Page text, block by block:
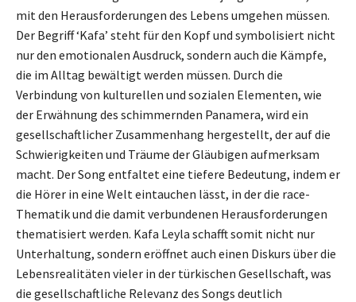
mit den Herausforderungen des Lebens umgehen müssen.
Der Begriff ‘Kafa’ steht für den Kopf und symbolisiert nicht
nur den emotionalen Ausdruck, sondern auch die Kämpfe,
die im Alltag bewältigt werden müssen. Durch die
Verbindung von kulturellen und sozialen Elementen, wie
der Erwähnung des schimmernden Panamera, wird ein
gesellschaftlicher Zusammenhang hergestellt, der auf die
Schwierigkeiten und Träume der Gläubigen aufmerksam
macht. Der Song entfaltet eine tiefere Bedeutung, indem er
die Hörer in eine Welt eintauchen lässt, in der die race-
Thematik und die damit verbundenen Herausforderungen
thematisiert werden. Kafa Leyla schafft somit nicht nur
Unterhaltung, sondern eröffnet auch einen Diskurs über die
Lebensrealitäten vieler in der türkischen Gesellschaft, was
die gesellschaftliche Relevanz des Songs deutlich